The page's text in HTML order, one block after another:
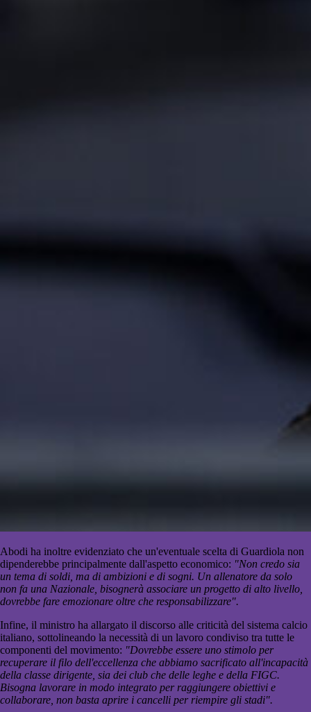
Abodi ha inoltre evidenziato che un'eventuale scelta di Guardiola non
dipenderebbe principalmente dall'aspetto economico: "Non credo sia
un tema di soldi, ma di ambizioni e di sogni. Un allenatore da solo
non fa una Nazionale, bisognerà associare un progetto di alto livello,
dovrebbe fare emozionare oltre che responsabilizzare".
Infine, il ministro ha allargato il discorso alle criticità del sistema calcio
italiano, sottolineando la necessità di un lavoro condiviso tra tutte le
componenti del movimento: "Dovrebbe essere uno stimolo per
recuperare il filo dell'eccellenza che abbiamo sacrificato all'incapacità
della classe dirigente, sia dei club che delle leghe e della FIGC.
Bisogna lavorare in modo integrato per raggiungere obiettivi e
collaborare, non basta aprire i cancelli per riempire gli stadi".